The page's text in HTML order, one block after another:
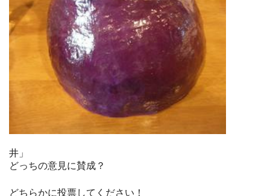
井」
どっちの意見に賛成？
どちらかに投票してください！